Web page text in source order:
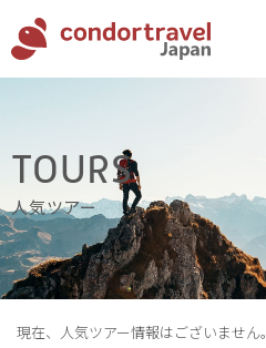
TOURS
人気ツアー
現在、人気ツアー情報はございません。